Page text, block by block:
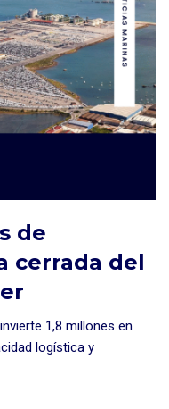
de
cerrada del
1,8 millones en
logística y